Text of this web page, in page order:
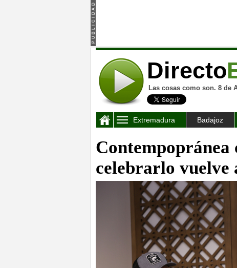
Directo
Las cosas como son. 8 de
Extremadura Badajoz
Contempopránea
celebrarlo vuelve